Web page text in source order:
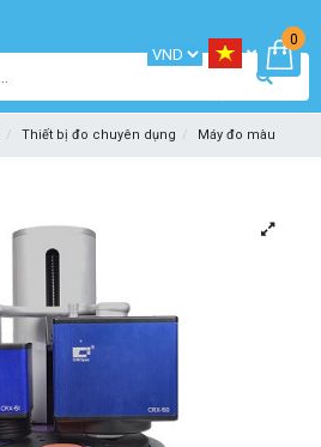
0
Thiết bị đo chuyên dụng Máy đo màu